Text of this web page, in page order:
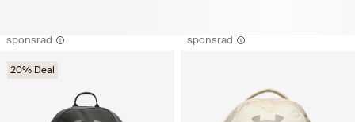
sponsrad
20% Deal
sponsrad